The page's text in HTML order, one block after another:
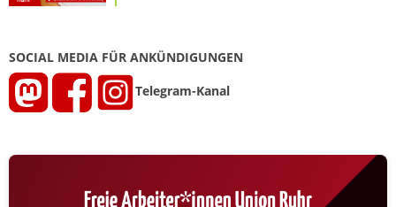
SOCIAL MEDIA FÜR ANKÜNDIGUNGEN
Telegram-Kanal